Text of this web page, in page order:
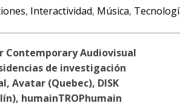
, Interactividad, Música,
Contemporary Audiovisual
de investigación
Avatar (Quebec), DISK
humainTROPhumain